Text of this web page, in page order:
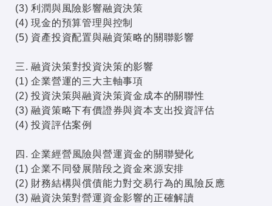
(3) 利潤與風險影響融資決策
(4) 現金的預算管理與控制
(5) 資產投資配置與融資策略的關聯影響
三. 融資決策對投資決策的影響
(1) 企業營運的三大主軸事項
(2) 投資決策與融資決策資金成本的關聯性
(3) 融資策略下有價證券與資本支出投資評估
(4) 投資評估案例
四. 企業經營風險與營運資金的關聯變化
(1) 企業不同發展階段之資金來源安排
(2) 財務結構與償債能力對交易行為的風險反應
(3) 融資決策對營運資金影響的正確解讀